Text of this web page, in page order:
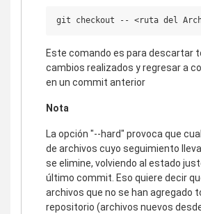
Este comando es para descartar
cambios realizados y regresar a
en un commit anterior
Nota
La opción "--hard" provoca que
de archivos cuyo seguimiento
se elimine, volviendo al estado
último commit. Eso quiere decir
archivos que no se han agregado
repositorio (archivos nuevos